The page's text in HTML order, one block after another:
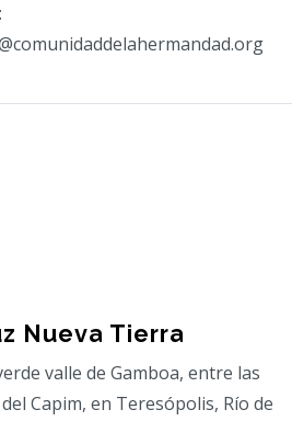
Nueva Tierra
valle de Gamboa, entre las
Capim, en Teresópolis, Río de